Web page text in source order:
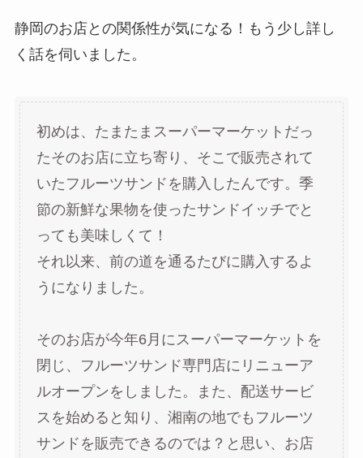
静岡のお店との関係性が気になる！もう少し詳し
く話を伺いました。
初めは、たまたまスーパーマーケットだっ
たそのお店に立ち寄り、そこで販売されて
いたフルーツサンドを購入したんです。季
節の新鮮な果物を使ったサンドイッチでと
っても美味しくて！
それ以来、前の道を通るたびに購入するよ
うになりました。
そのお店が今年6月にスーパーマーケットを
閉じ、フルーツサンド専門店にリニューア
ルオープンをしました。また、配送サービ
スを始めると知り、湘南の地でもフルーツ
サンドを販売できるのでは？と思い、お店